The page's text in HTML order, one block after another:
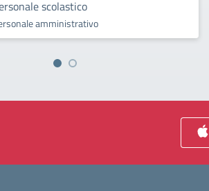
scolastico
amministrativo